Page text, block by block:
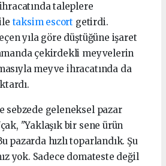
taleplere
taksim escort getirdi.
yıla göre düştüğüne işaret
çekirdekli meyvelerin
meyve ihracatında da
sebzede geleneksel pazar
"Yaklaşık bir sene ürün
pazarda hızlı toparlandık. Şu
yok. Sadece domateste değil